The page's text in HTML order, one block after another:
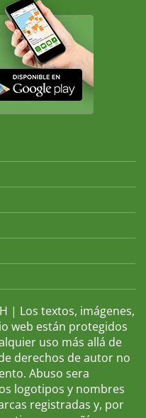
| Los textos, imágenes,
web están protegidos
uso más allá de
derechos de autor no
Abuso sera
logotipos y nombres
registradas y, por